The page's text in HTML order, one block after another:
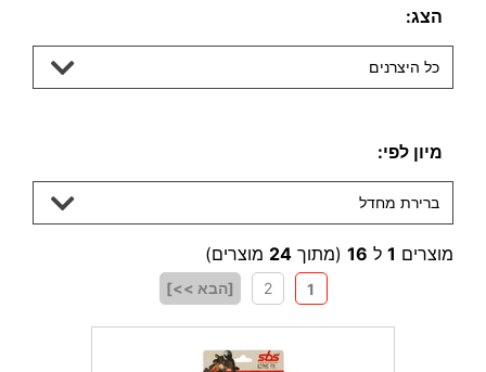
הצג:
כל היצרנים
מיון לפי:
ברירת מחדל
מוצרים 1 ל 16 (מתוך 24 מוצרים)
1
2 [הבא >>]